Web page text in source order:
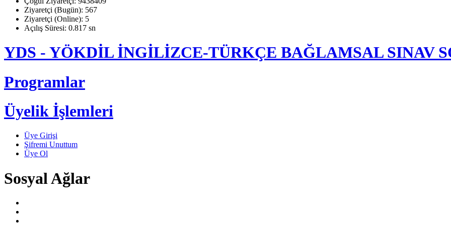
Ziyaretçi (Bugün): 567
Ziyaretçi (Online): 5
Açılış Süresi: 0.817 sn
YDS - YÖKDİL İNGİLİZCE-TÜRKÇE BAĞLAMSAL SINAV
Programlar
Üyelik İşlemleri
Üye Girişi
Şifremi Unuttum
Üye Ol
Sosyal Ağlar